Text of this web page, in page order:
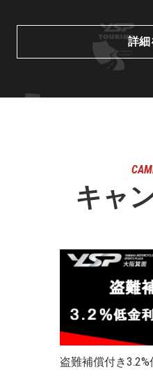
詳細
キャ
盗難補償付き